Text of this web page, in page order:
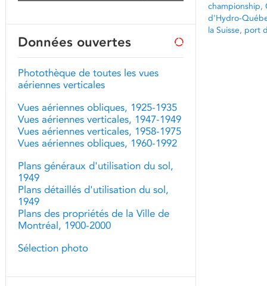
championship,
d'Hydro-
la Suisse, port
Données ouvertes
Photothèque de toutes les vues
aériennes verticales
Vues aériennes obliques, 1925-1935
Vues aériennes verticales, 1947-1949
Vues aériennes verticales, 1958-1975
Vues aériennes obliques, 1960-1992
Plans généraux d'utilisation du sol,
1949
Plans détaillés d'utilisation du sol,
1949
Plans des propriétés de la Ville de
Montréal, 1900-2000
Sélection photo